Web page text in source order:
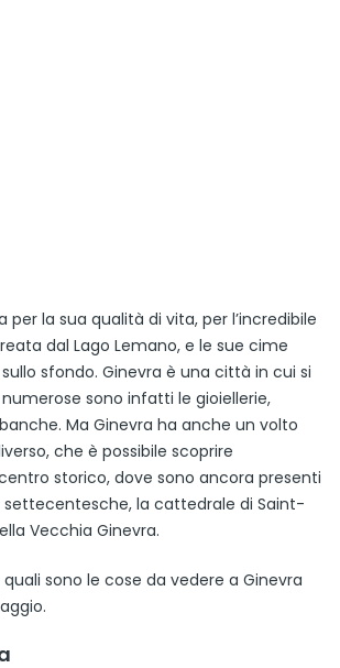
per la sua qualità di vita, per l’incredibile
dal Lago Lemano, e le sue cime
sfondo. Ginevra è una città in cui si
sono infatti le gioiellerie,
Ma Ginevra ha anche un volto
che è possibile scoprire
storico, dove sono ancora presenti
la cattedrale di Saint-
Vecchia Ginevra.
sono le cose da vedere a Ginevra